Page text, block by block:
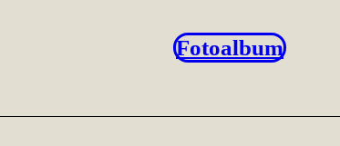
Fotoalbum